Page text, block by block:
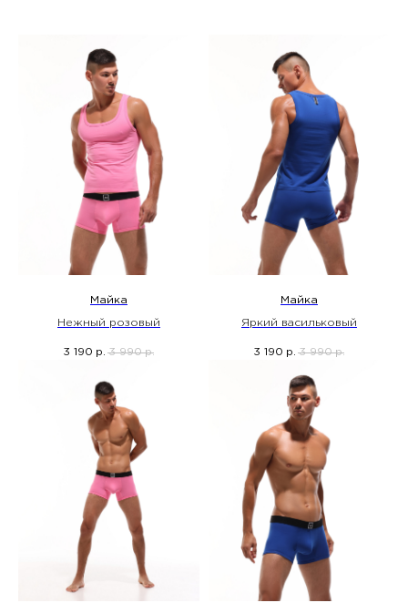
Майка
Нежный розовый
3 190 р. 3 990 р.
Майка
Яркий васильковый
3 190 р. 3 990 р.